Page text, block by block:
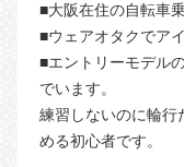
■大阪在住の自転車乗
■ウェアオタクでア
■エントリーモデル
でいます。
練習しないのに輪行
める初心者です。